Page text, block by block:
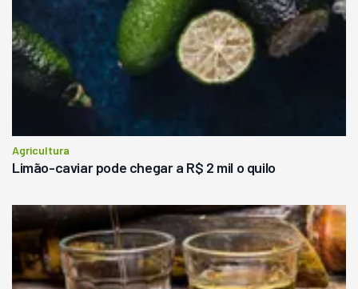
Agricultura
Limão-caviar pode chegar a R$ 2 mil o quilo